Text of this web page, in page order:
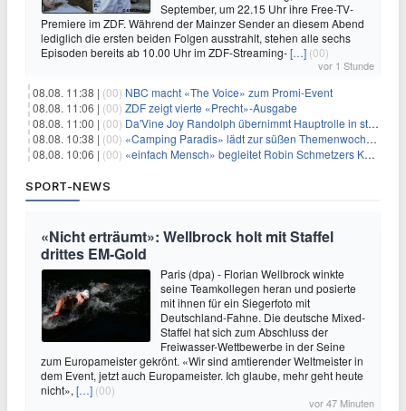
September, um 22.15 Uhr ihre Free-TV-
Premiere im ZDF. Während der Mainzer Sender an diesem Abend
lediglich die ersten beiden Folgen ausstrahlt, stehen alle sechs
Episoden bereits ab 10.00 Uhr im ZDF-Streaming-[…] (00)
vor 1 Stunde
08.08. 11:38 | (00) NBC macht «The Voice» zum Promi-Event
08.08. 11:06 | (00) ZDF zeigt vierte «Precht»-Ausgabe
08.08. 11:00 | (00) Da'Vine Joy Randolph übernimmt Hauptrolle in starbesetzter schwarzer Komödie
08.08. 10:38 | (00) «Camping Paradis» lädt zur süßen Themenwoche ein
08.08. 10:06 | (00) «einfach Mensch» begleitet Robin Schmetzers Kampf gegen eine seltene Krankheit
SPORT-NEWS
«Nicht erträumt»: Wellbrock holt mit Staffel
drittes EM-Gold
Paris (dpa) - Florian Wellbrock winkte
seine Teamkollegen heran und posierte
mit ihnen für ein Siegerfoto mit
Deutschland-Fahne. Die deutsche Mixed-
Staffel hat sich zum Abschluss der
Freiwasser-Wettbewerbe in der Seine
zum Europameister gekrönt. «Wir sind amtierender Weltmeister in
dem Event, jetzt auch Europameister. Ich glaube, mehr geht heute
nicht», […] (00)
vor 47 Minuten